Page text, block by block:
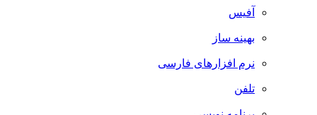
آفیس
بهینه ساز
نرم افزارهای فارسی
تلفن